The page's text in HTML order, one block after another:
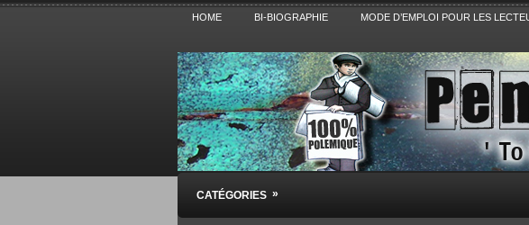
HOME BI-BIOGRAPHIE MODE D’EMPLOI POUR LES
Pensez BiBi
Blog polémique sur l'Actualité, la Culture, la Politique, le
CATÉGORIES »